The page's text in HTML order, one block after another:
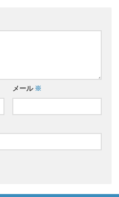
メール ※